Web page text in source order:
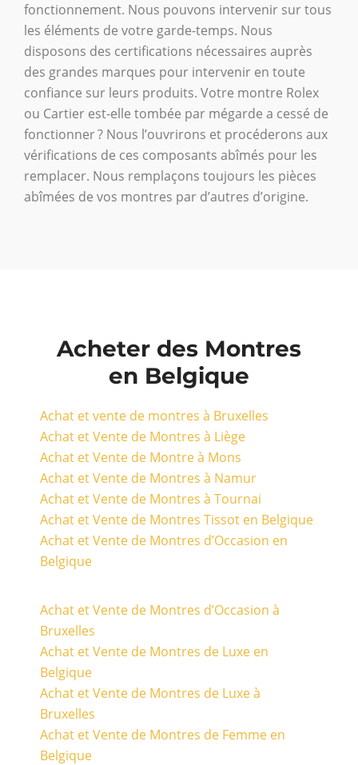
fonctionnement. Nous pouvons intervenir sur tous
les éléments de votre garde-temps. Nous
disposons des certifications nécessaires auprès
des grandes marques pour intervenir en toute
confiance sur leurs produits. Votre montre Rolex
ou Cartier est-elle tombée par mégarde a cessé de
fonctionner ? Nous l’ouvrirons et procéderons aux
vérifications de ces composants abîmés pour les
remplacer. Nous remplaçons toujours les pièces
abîmées de vos montres par d’autres d’origine.
Acheter des Montres
en Belgique
Achat et vente de montres à Bruxelles
Achat et Vente de Montres à Liège
Achat et Vente de Montre à Mons
Achat et Vente de Montres à Namur
Achat et Vente de Montres à Tournai
Achat et Vente de Montres Tissot en Belgique
Achat et Vente de Montres d’Occasion en
Belgique
Achat et Vente de Montres d’Occasion à
Bruxelles
Achat et Vente de Montres de Luxe en
Belgique
Achat et Vente de Montres de Luxe à
Bruxelles
Achat et Vente de Montres de Femme en
Belgique